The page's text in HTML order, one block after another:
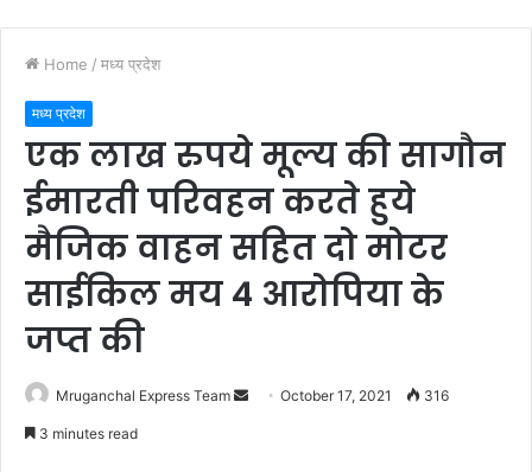
Home / मध्य प्रदेश
मध्य प्रदेश
एक लाख रुपये मूल्य की सागौन
ईमारती परिवहन करते हुये
मैजिक वाहन सहित दो मोटर
साईकिल मय 4 आरोपिया के
जप्त की
Mruganchal Express Team
SendOctober 17, 2021 316
3 minutes read